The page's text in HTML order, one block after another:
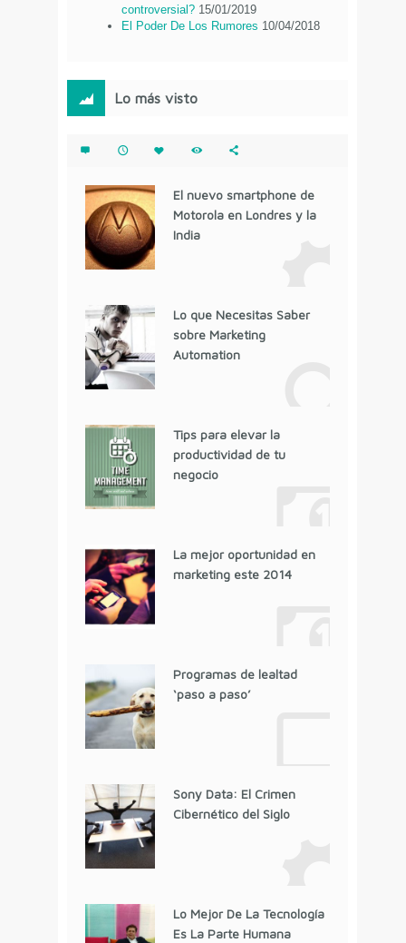
controversial? 15/01/2019
El Poder De Los Rumores 10/04/2018
Lo más visto
El nuevo smartphone de
Motorola en Londres y la
India
Lo que Necesitas Saber
sobre Marketing
Automation
Tips para elevar la
productividad de tu
negocio
La mejor oportunidad en
marketing este 2014
Programas de lealtad
‘paso a paso’
Sony Data: El Crimen
Cibernético del Siglo
Lo Mejor De La Tecnología
Es La Parte Humana